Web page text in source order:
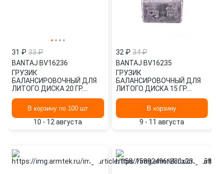
31 ₽ 33 ₽
BANTAJ·BV16236
ГРУЗИК
БАЛАНСИРОВОЧНЫЙ ДЛЯ
ЛИТОГО ДИСКА 20 ГР.
BV16236В корзину по 100 шт
10 - 12 августа
32 ₽ 34 ₽
BANTAJ·BV16235
ГРУЗИК
БАЛАНСИРОВОЧНЫЙ ДЛЯ
ЛИТОГО ДИСКА 15 ГР.
BV16235
В корзину
9 - 11 августа